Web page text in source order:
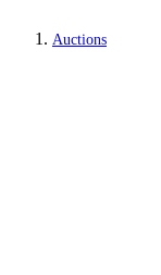
Auctions